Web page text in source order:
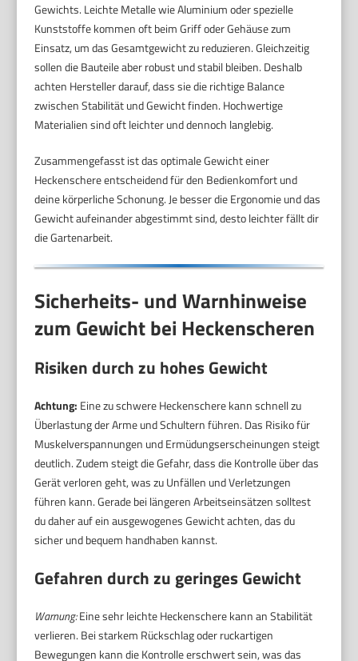
Gewichts. Leichte Metalle wie Aluminium oder spezielle
Kunststoffe kommen oft beim Griff oder Gehäuse zum
Einsatz, um das Gesamtgewicht zu reduzieren. Gleichzeitig
sollen die Bauteile aber robust und stabil bleiben. Deshalb
achten Hersteller darauf, dass sie die richtige Balance
zwischen Stabilität und Gewicht finden. Hochwertige
Materialien sind oft leichter und dennoch langlebig.
Zusammengefasst ist das optimale Gewicht einer
Heckenschere entscheidend für den Bedienkomfort und
deine körperliche Schonung. Je besser die Ergonomie und das
Gewicht aufeinander abgestimmt sind, desto leichter fällt dir
die Gartenarbeit.
Sicherheits- und Warnhinweise
zum Gewicht bei Heckenscheren
Risiken durch zu hohes Gewicht
Achtung: Eine zu schwere Heckenschere kann schnell zu
Überlastung der Arme und Schultern führen. Das Risiko für
Muskelverspannungen und Ermüdungserscheinungen steigt
deutlich. Zudem steigt die Gefahr, dass die Kontrolle über das
Gerät verloren geht, was zu Unfällen und Verletzungen
führen kann. Gerade bei längeren Arbeitseinsätzen solltest
du daher auf ein ausgewogenes Gewicht achten, das du
sicher und bequem handhaben kannst.
Gefahren durch zu geringes Gewicht
Warnung:Eine sehr leichte Heckenschere kann an Stabilität
verlieren. Bei starkem Rückschlag oder ruckartigen
Bewegungen kann die Kontrolle erschwert sein, was das